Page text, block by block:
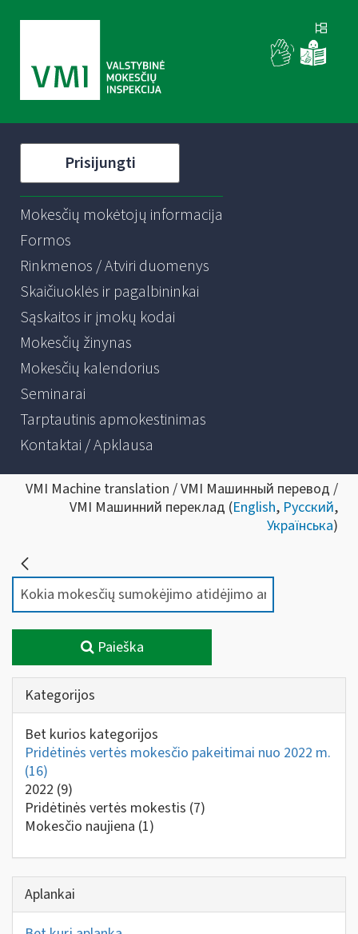
Prisijungti
Mokesčių mokėtojų informacija
Formos
Rinkmenos / Atviri duomenys
Skaičiuoklės ir pagalbininkai
Sąskaitos ir įmokų kodai
Mokesčių žinynas
Mokesčių kalendorius
Seminarai
Tarptautinis apmokestinimas
Kontaktai / Apklausa
VMI Machine translation / VMI Машинный перевод /
VMI Машинний переклад (English, Русский,
Українська)
Paieška
Kategorijos
Bet kurios kategorijos
Pridėtinės vertės mokesčio pakeitimai nuo 2022 m.
(16)
2022 (9)
Pridėtinės vertės mokestis (7)
Mokesčio naujiena (1)
Aplankai